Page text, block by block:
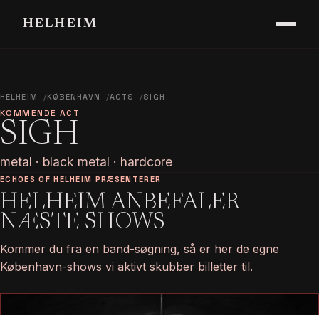
HELHEIM
HELHEIM KØBENHAVN ACTS SIGH
KOMMENDE ACT
SIGH
metal · black metal · hardcore
ECHOES OF HELHEIM PRÆSENTERER
HELHEIM ANBEFALER
NÆSTE SHOWS
Kommer du fra en band-søgning, så er her de egne
København-shows vi aktivt skubber billetter til.